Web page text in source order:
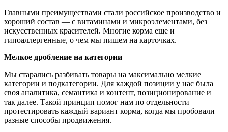
Главными преимуществами стали российское производство и
хороший состав — с витаминами и микроэлементами, без
искусственных красителей. Многие корма еще и
гипоаллергенные, о чем мы пишем на карточках.
Мелкое дробление на категории
Мы старались разбивать товары на максимально мелкие
категории и подкатегории. Для каждой позиции у нас была
своя аналитика, семантика и контент, позиционирование и
так далее. Такой принцип помог нам по отдельности
протестировать каждый вариант корма, когда мы пробовали
разные способы продвижения.